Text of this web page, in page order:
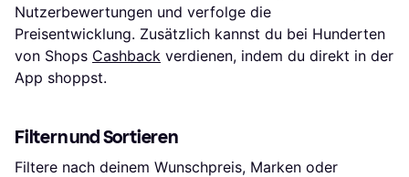
Nutzerbewertungen und verfolge die
Preisentwicklung. Zusätzlich kannst du bei Hunderten
von Shops Cashback verdienen, indem du direkt in der
App shoppst.
Filtern und Sortieren
Filtere nach deinem Wunschpreis, Marken oder